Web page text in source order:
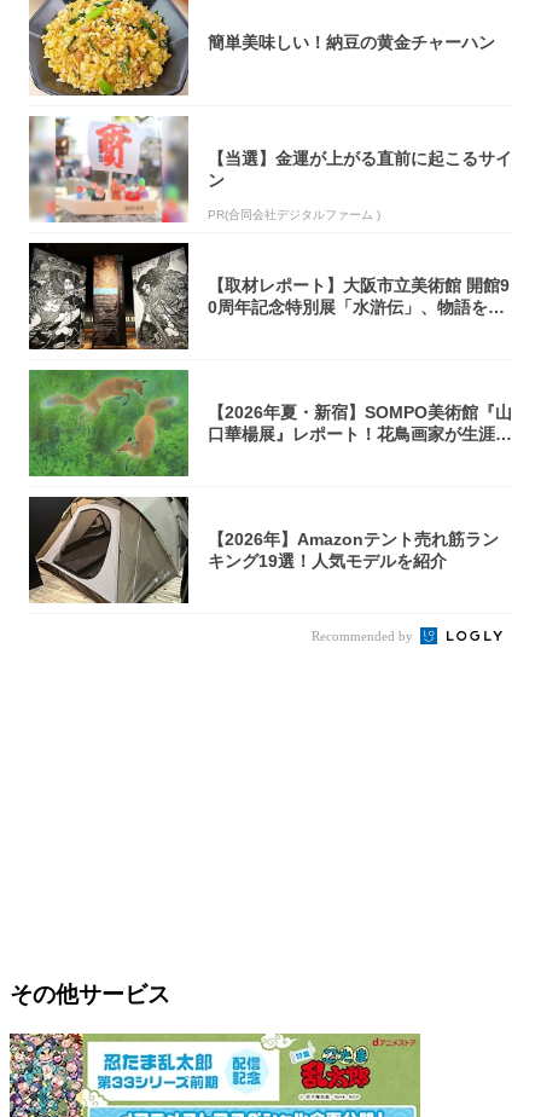
簡単美味しい！納豆の黄金チャーハン
【当選】金運が上がる直前に起こるサイ
ン
PR(合同会社デジタルファーム )
【取材レポート】大阪市立美術館 開館9
0周年記念特別展「水滸伝」、物語を知
【2026年夏・新宿】SOMPO美術館『山
口華楊展』レポート！花鳥画家が生涯描
【2026年】Amazonテント売れ筋ラン
キング19選！人気モデルを紹介
Recommended by
その他サービス